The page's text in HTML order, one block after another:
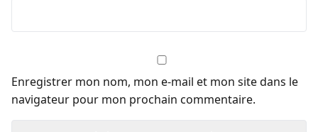
Enregistrer mon nom, mon e-mail et mon site dans le
navigateur pour mon prochain commentaire.